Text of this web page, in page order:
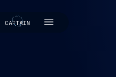
CAPTAIN